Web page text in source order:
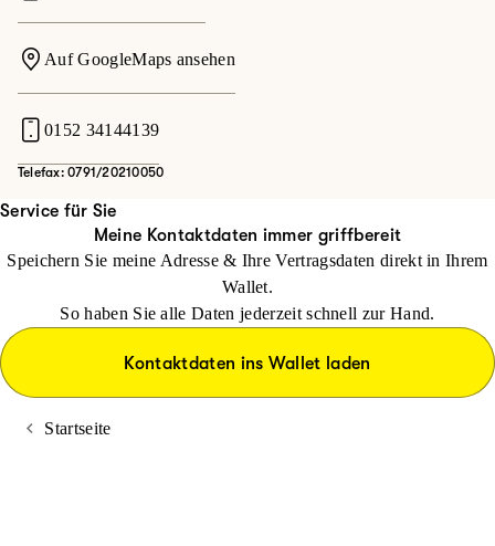
Auf GoogleMaps ansehen
0152 34144139
Telefax: 0791/20210050
Service für Sie
Meine Kontaktdaten immer griffbereit
Speichern Sie meine Adresse & Ihre Vertragsdaten direkt in Ihrem
Wallet.
So haben Sie alle Daten jederzeit schnell zur Hand.
Kontaktdaten ins Wallet laden
Startseite